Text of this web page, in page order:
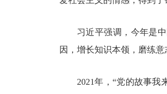
习近平强调，今年是
因，增长知识本领，磨练
2021年，“党的故事